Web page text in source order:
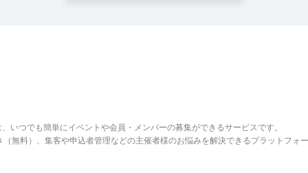
いつでも簡単にイベントや会員・メンバーの募集ができるサービスです。
無料）、集客や申込者管理などの主催者様のお悩みを解決できるプラットフォー